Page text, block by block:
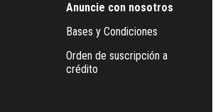
Anuncie con nosotros
Bases y Condiciones
Orden de suscripción a
crédito